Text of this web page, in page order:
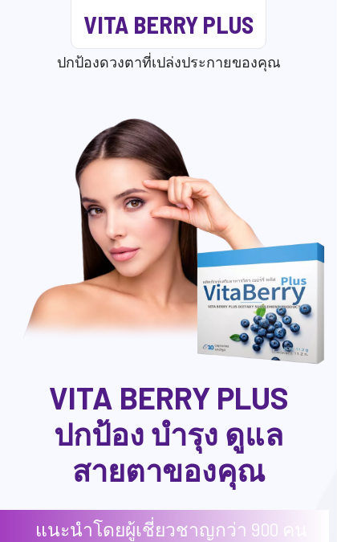
VITA BERRY PLUS
ปกป้องดวงตาที่เปล่งประกายของคุณ
แนะนำโดยผู้เชี่ยวชาญกว่า 900 คน
VITA BERRY PLUS
ปกป้อง บำรุง ดูแล
สายตาของคุณ